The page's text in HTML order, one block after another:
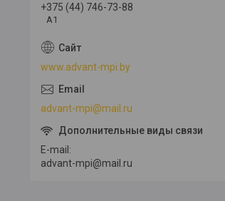
+375 (44) 746-73-88
А1
www.advant-mpi.by
advant-mpi@mail.ru
E-mail
advant-mpi@mail.ru